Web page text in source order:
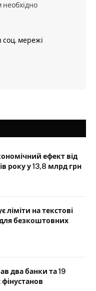
соц. мережі
ефект від
року у 13,8 млрд грн
ліміти на текстові
безкоштовних
два банки та 19